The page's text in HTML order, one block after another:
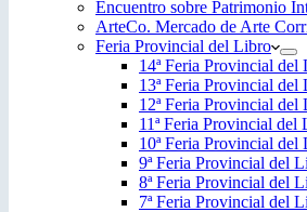
Encuentro sobre Patrimonio
ArteCo. Mercado de Arte
Feria Provincial del Libro
14ª Feria Provincial del
13ª Feria Provincial del
12ª Feria Provincial del
11ª Feria Provincial del
10ª Feria Provincial del
9ª Feria Provincial del
8ª Feria Provincial del
7ª Feria Provincial del